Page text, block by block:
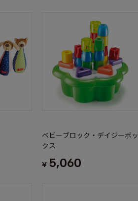
ベビーブロック・デイジーボッ
クス
¥ 5,060